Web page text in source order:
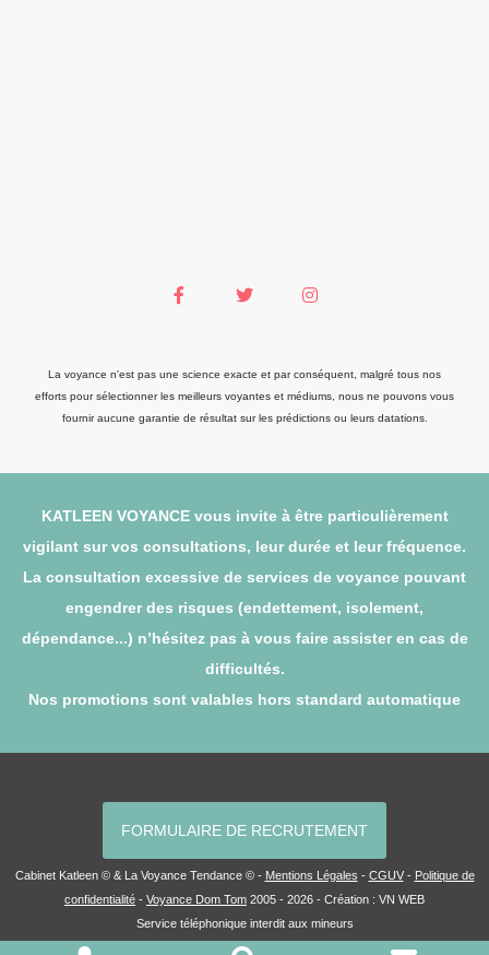
La voyance n'est pas une science exacte et par conséquent, malgré tous nos
efforts pour sélectionner les meilleurs voyantes et médiums, nous ne pouvons vous
fournir aucune garantie de résultat sur les prédictions ou leurs datations.
KATLEEN VOYANCE vous invite à être particulièrement
vigilant sur vos consultations, leur durée et leur fréquence.
La consultation excessive de services de voyance pouvant
engendrer des risques (endettement, isolement,
dépendance...) n’hésitez pas à vous faire assister en cas de
difficultés.
Nos promotions sont valables hors standard automatique
FORMULAIRE DE RECRUTEMENT
Cabinet Katleen © & La Voyance Tendance © - Mentions Légales - CGUV- Politique de
confidentialité - Voyance Dom Tom 2005 - 2026 - Création : VN WEB
Service téléphonique interdit aux mineurs